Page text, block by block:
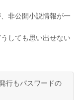
非公開小説情報が一
しても思い出せない
行もパスワードの